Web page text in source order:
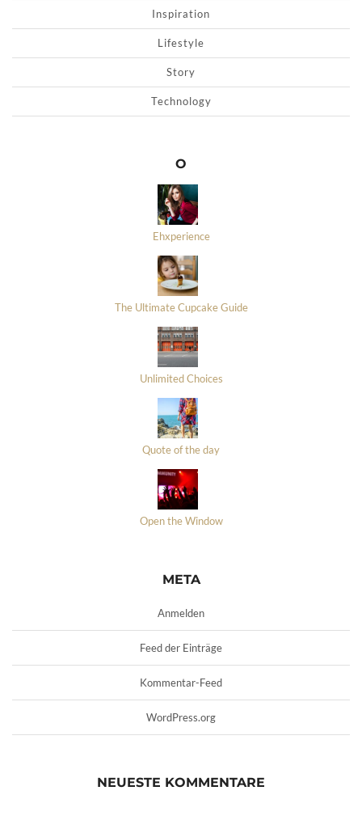
Inspiration
Lifestyle
Story
Technology
O
Ehxperience
The Ultimate Cupcake Guide
Unlimited Choices
Quote of the day
Open the Window
META
Anmelden
Feed der Einträge
Kommentar-Feed
WordPress.org
NEUESTE KOMMENTARE